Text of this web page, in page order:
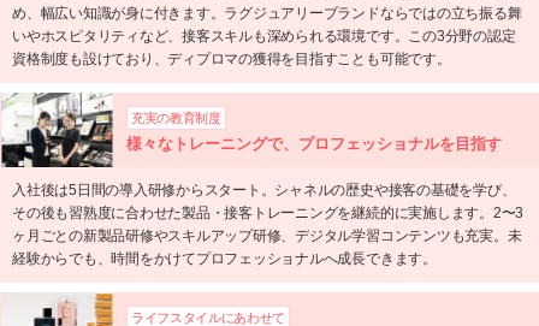
め、幅広い知識が身に付きます。ラグジュアリーブランドならではの立ち振る舞
いやホスピタリティなど、接客スキルも深められる環境です。この3分野の認定
資格制度も設けており、ディプロマの獲得を目指すことも可能です。
充実の教育制度
様々なトレーニングで、プロフェッショナルを目指す
入社後は5日間の導入研修からスタート。シャネルの歴史や接客の基礎を学び、
その後も習熟度に合わせた製品・接客トレーニングを継続的に実施します。2〜3
ヶ月ごとの新製品研修やスキルアップ研修、デジタル学習コンテンツも充実。未
経験からでも、時間をかけてプロフェッショナルへ成長できます。
ライフスタイルにあわせて